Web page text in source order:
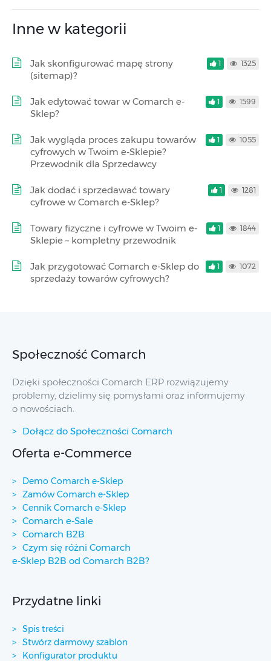
Inne w kategorii
Jak skonfigurować mapę strony
(sitemap)?
1 1325
Jak edytować towar w Comarch e-
Sklep?
1 1599
Jak wygląda proces zakupu towarów
cyfrowych w Twoim e-Sklepie?
Przewodnik dla Sprzedawcy
1 1055
Jak dodać i sprzedawać towary
cyfrowe w Comarch e-Sklep?
1 1281
Towary fizyczne i cyfrowe w Twoim e-
Sklepie – kompletny przewodnik
1 1844
Jak przygotować Comarch e-Sklep do
sprzedaży towarów cyfrowych?
1 1072
Społeczność Comarch
Dzięki społeczności Comarch ERP rozwiązujemy
problemy, dzielimy się pomysłami oraz informujemy
o nowościach.
Dołącz do Społeczności Comarch
Oferta e-Commerce
Demo Comarch e-Sklep
Zamów Comarch e-Sklep
Cennik Comarch e-Sklep
Comarch e-Sale
Comarch B2B
Czym się różni Comarch
e-Sklep B2B od Comarch B2B?
Przydatne linki
Spis treści
Stwórz darmowy szablon
Konfigurator produktu